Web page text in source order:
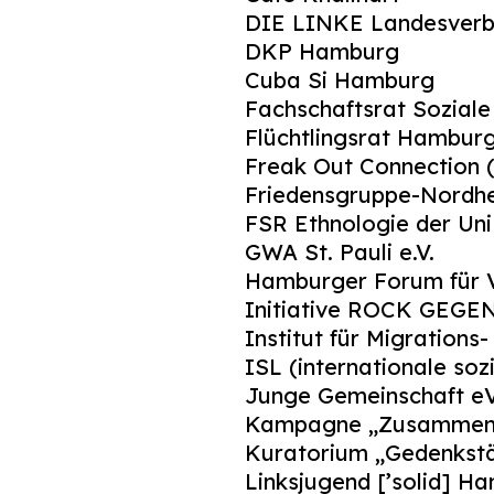
DIE LINKE
DKP Hamburg
Cuba Si Hamburg
Fachschaftsrat
Flüchtlingsrat
Freak Out Connection
Friedensgruppe-
FSR Ethnologie der
GWA St. Pauli e.V.
Hamburger Forum für
Initiative ROCK
Institut für Migrations-
ISL (internationale
Junge Gemeinschaft
Kampagne
Kuratorium
Linksjugend [’solid]